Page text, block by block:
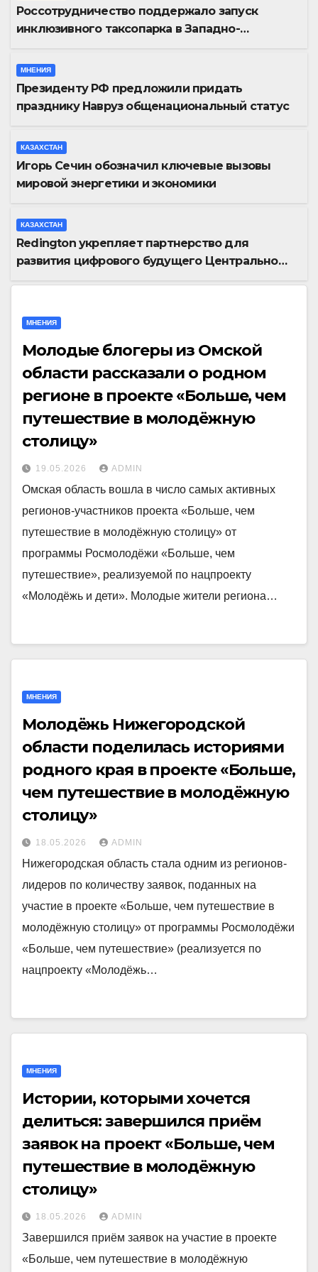
Россотрудничество поддержало запуск
инклюзивного таксопарка в Западно-
МНЕНИЯ
Президенту РФ предложили придать
празднику Навруз общенациональный статус
КАЗАХСТАН
Игорь Сечин обозначил ключевые вызовы
мировой энергетики и экономики
КАЗАХСТАН
Redington укрепляет партнерство для
развития цифрового будущего Центральной
МНЕНИЯ
Молодые блогеры из Омской
области рассказали о родном
регионе в проекте «Больше, чем
путешествие в молодёжную
столицу»
19.05.2026 ADMIN
Омская область вошла в число самых активных
регионов-участников проекта «Больше, чем
путешествие в молодёжную столицу» от
программы Росмолодёжи «Больше, чем
путешествие», реализуемой по нацпроекту
«Молодёжь и дети». Молодые жители региона…
МНЕНИЯ
Молодёжь Нижегородской
области поделилась историями
родного края в проекте «Больше,
чем путешествие в молодёжную
столицу»
18.05.2026 ADMIN
Нижегородская область стала одним из регионов-
лидеров по количеству заявок, поданных на
участие в проекте «Больше, чем путешествие в
молодёжную столицу» от программы Росмолодёжи
«Больше, чем путешествие» (реализуется по
нацпроекту «Молодёжь…
МНЕНИЯ
Истории, которыми хочется
делиться: завершился приём
заявок на проект «Больше, чем
путешествие в молодёжную
столицу»
18.05.2026 ADMIN
Завершился приём заявок на участие в проекте
«Больше, чем путешествие в молодёжную